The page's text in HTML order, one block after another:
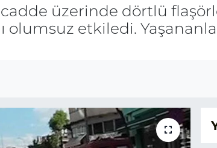
üzerinde dörtlü
olumsuz etkiledi.